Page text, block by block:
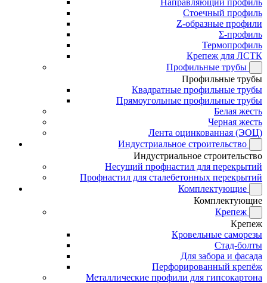
Направляющий профиль
Стоечный профиль
Z-образные профили
Σ-профиль
Термопрофиль
Крепеж для ЛСТК
Профильные трубы
Профильные трубы
Квадратные профильные трубы
Прямоугольные профильные трубы
Белая жесть
Черная жесть
Лента оцинкованная (ЭОЦ)
Индустриальное строительство
Индустриальное строительство
Несущий профнастил для перекрытий
Профнастил для сталебетонных перекрытий
Комплектующие
Комплектующие
Крепеж
Крепеж
Кровельные саморезы
Стад-болты
Для забора и фасада
Перфорированный крепёж
Металлические профили для гипсокартона